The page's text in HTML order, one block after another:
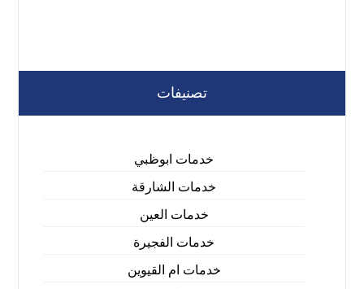
تصنيفات
خدمات ابوظبي
خدمات الشارقة
خدمات العين
خدمات الفجيرة
خدمات ام القيوين